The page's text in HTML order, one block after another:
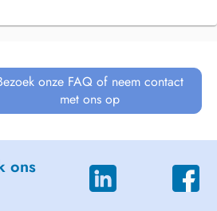
onze FAQ of neem contact
met ons op
ons